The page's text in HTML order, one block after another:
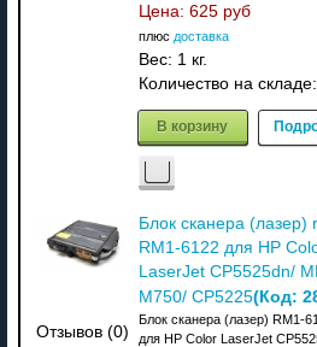
Цена: 625 руб
плюс доставка
Вес: 1 кг.
Количество на складе:
В корзину
Отзывов (0)
Блок сканера (лазер)
RM1-6122 для HP
LaserJet CP5525dn/
M750/ CP5225(Код:
Блок сканера (лазер) RM1-
для HP Color LaserJet